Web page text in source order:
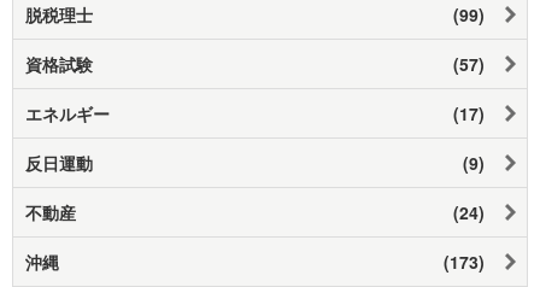
脱税理士 (99)
資格試験 (57)
エネルギー (17)
反日運動 (9)
不動産 (24)
沖縄 (173)